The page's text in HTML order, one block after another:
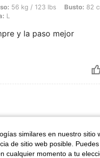
Busto: 82 cm / 32 in, Cintura:
56 kg / 123 lbs Busto: 82
L
y la paso mejor
similares en nuestro
de sitio web posible.
cualquier momento a tu